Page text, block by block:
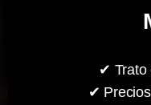
✔ Trato
✔